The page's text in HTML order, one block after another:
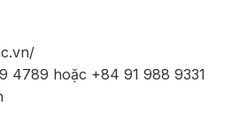
4789 hoặc +84 91 988 9331